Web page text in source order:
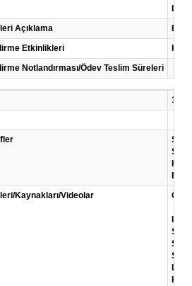
Açıklama
Bu
Etkinlikleri
Notlandırması/Ödev Teslim Süreleri
13
Bu
Kaynakları/Videolar